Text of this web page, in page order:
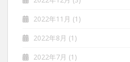
2022年11月 (1)
2022年8月 (1)
2022年7月 (1)